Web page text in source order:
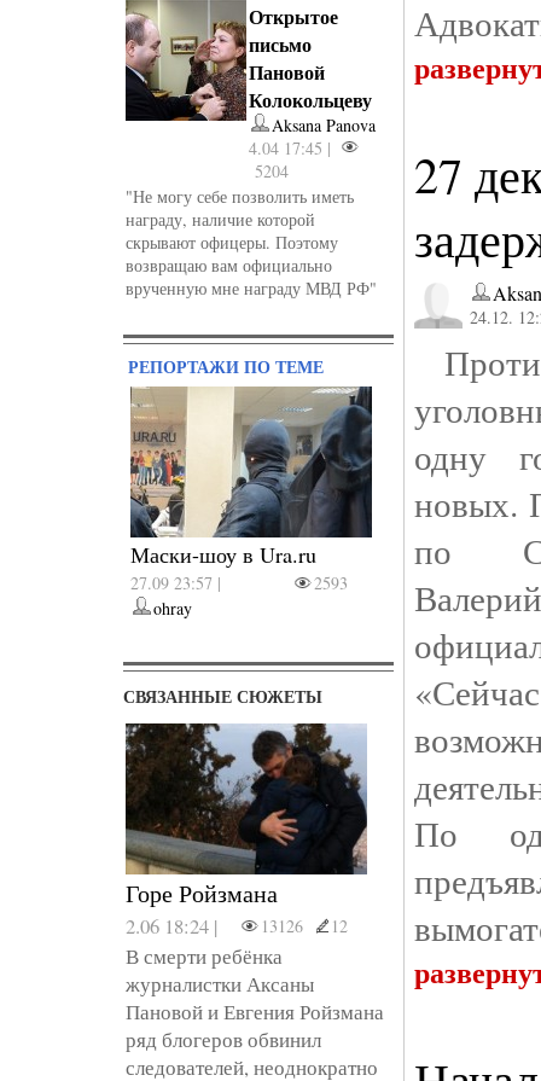
Открытое
письмо
Пановой
Колокольцеву
Aksana Panova
4.04 17:45 |
5204
"Не могу себе позволить иметь
награду, наличие которой
скрывают офицеры. Поэтому
возвращаю вам официально
врученную мне награду МВД РФ"
РЕПОРТАЖИ ПО ТЕМЕ
Маски-шоу в Ura.ru
27.09 23:57 |
2593
ohray
СВЯЗАННЫЕ СЮЖЕТЫ
Горе Ройзмана
2.06 18:24 | 13126 12
В смерти ребёнка
журналистки Аксаны
Пановой и Евгения Ройзмана
ряд блогеров обвинил
следователей, неоднократно
27
24.12.
одну
новых.
по
По